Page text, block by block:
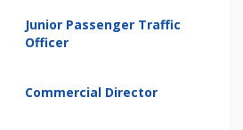
Junior Passenger Traffic
Officer
Commercial Director